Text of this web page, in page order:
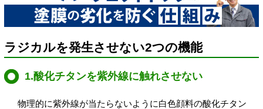
ラジカルを発生させない2つの機能
1.酸化チタンを紫外線に触れさせない
物理的に紫外線が当たらないように白色顔料の酸化チタン